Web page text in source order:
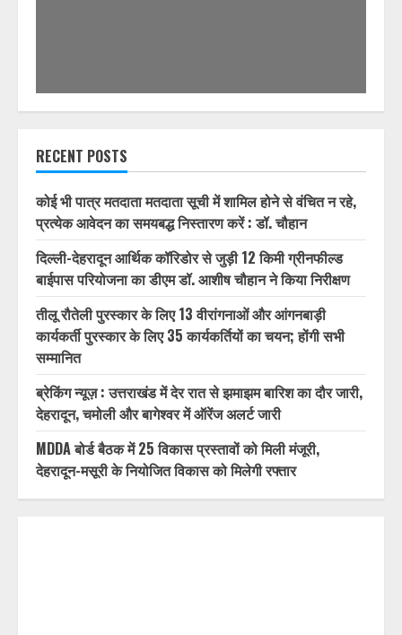
RECENT POSTS
कोई भी पात्र मतदाता मतदाता सूची में शामिल होने से वंचित न रहे,
प्रत्येक आवेदन का समयबद्ध निस्तारण करें : डॉ. चौहान
दिल्ली-देहरादून आर्थिक कॉरिडोर से जुड़ी 12 किमी ग्रीनफील्ड
बाईपास परियोजना का डीएम डॉ. आशीष चौहान ने किया निरीक्षण
तीलू रौतेली पुरस्कार के लिए 13 वीरांगनाओं और आंगनबाड़ी
कार्यकर्ती पुरस्कार के लिए 35 कार्यकर्तियों का चयन; होंगी सभी
सम्मानित
ब्रेकिंग न्यूज़ : उत्तराखंड में देर रात से झमाझम बारिश का दौर जारी,
देहरादून, चमोली और बागेश्वर में ऑरेंज अलर्ट जारी
MDDA बोर्ड बैठक में 25 विकास प्रस्तावों को मिली मंजूरी,
देहरादून-मसूरी के नियोजित विकास को मिलेगी रफ्तार